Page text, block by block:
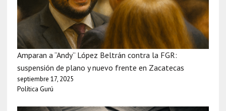
Amparan a “Andy” López Beltrán contra la FGR:
suspensión de plano y nuevo frente en Zacatecas
septiembre 17, 2025
Política Gurú